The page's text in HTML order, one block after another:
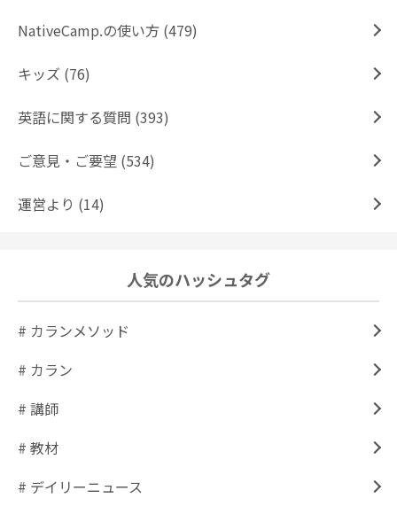
NativeCamp.の使い方 (479)
キッズ (76)
英語に関する質問 (393)
ご意見・ご要望 (534)
運営より (14)
人気のハッシュタグ
# カランメソッド
# カラン
# 講師
# 教材
# デイリーニュース